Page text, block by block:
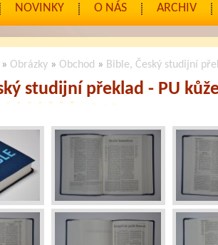
NOVINKY O NÁS ARCHIV
» Obrázky » Obchod » Bible, Český studijní
studijní překlad - PU